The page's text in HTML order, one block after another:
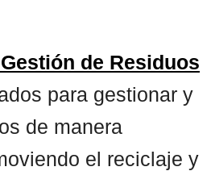
de Residuos
para gestionar y
de manera
el reciclaje y